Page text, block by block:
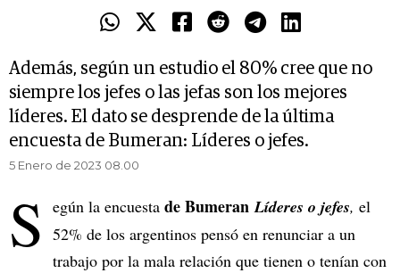
Además, según un estudio el 80% cree que no
siempre los jefes o las jefas son los mejores
líderes. El dato se desprende de la última
encuesta de Bumeran: Líderes o jefes.
5 Enero de 2023 08.00
S egún la encuesta de BumeranLíderes o jefes, el
52% de los argentinos pensó en renunciar a un
trabajo por la mala relación que tienen o tenían con